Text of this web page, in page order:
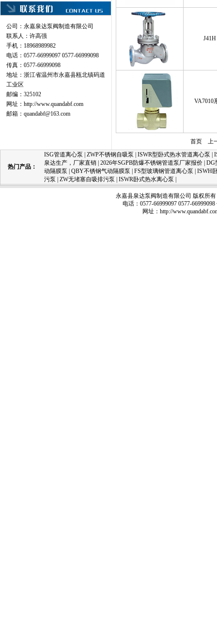
公司：永嘉泉达泵阀制造有限公司
联系人：许高强
手机：18968989982
电话：0577-66999097 0577-66999098
传真：0577-66999098
地址：浙江省温州市永嘉县瓯北镇码道
工业区
邮编：325102
网址： http://www.quandabf.com
邮箱： quandabf@163.com
J41H
VA7010
首页 上
热门产品：
ISG管道离心泵 ZWP不锈钢自吸泵 ISWR型卧式热水管道离心泵
泉达生产，厂家直销 2026年SGPB防爆不锈钢管道泵厂家报价 DG
动隔膜泵
QBY不锈钢气动隔膜泵 FS型玻璃钢管道离心泵
ISWH
污泵
ZW无堵塞自吸排污泵 ISWR卧式热水离心泵
永嘉县泉达泵阀制造有限公司 版权所
电话：0577-66999097 0577-
网址： http://